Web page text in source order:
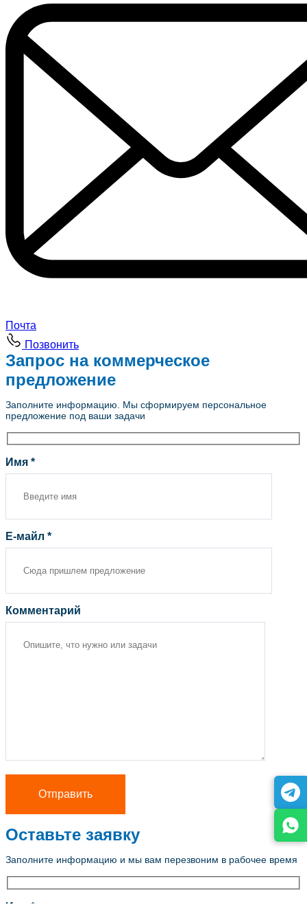
Почта
Позвонить
Запрос на коммерческое
предложение
Заполните информацию. Мы сформируем персональное
предложение под ваши задачи
Имя *
Е-майл *
Комментарий
Оставьте заявку
Заполните информацию и мы вам перезвоним в рабочее время